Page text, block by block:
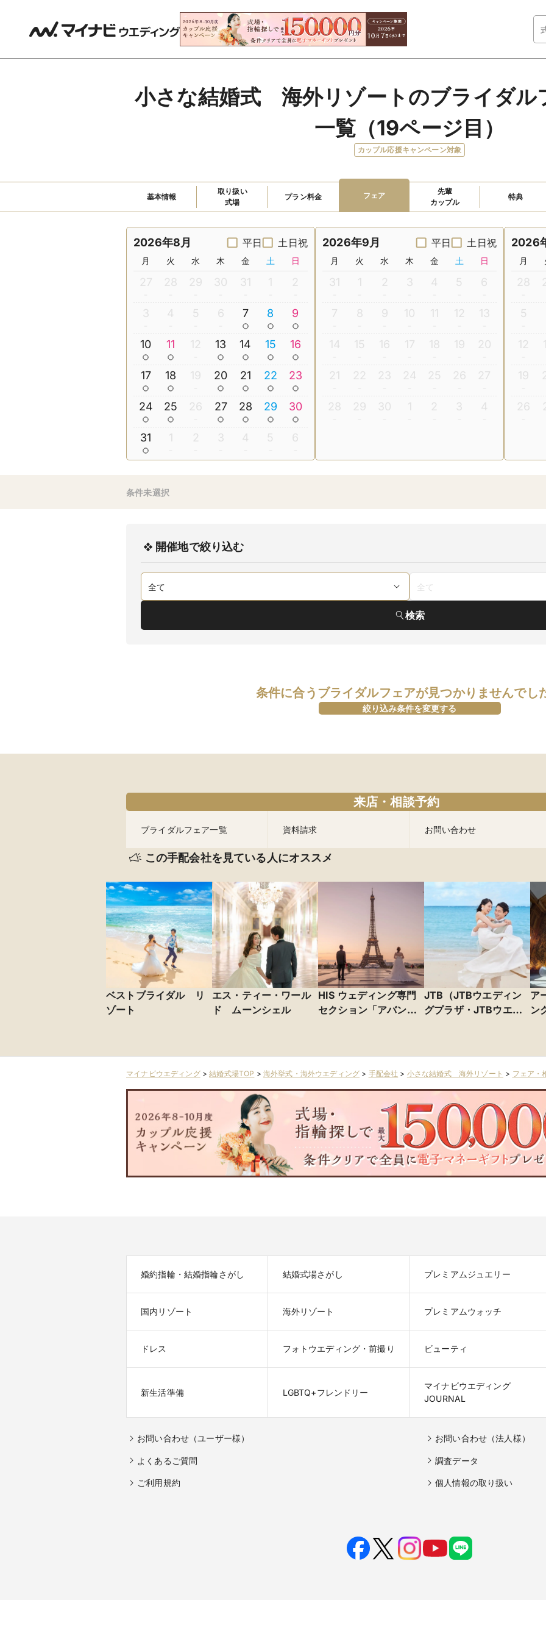
小さな結婚式　海外リゾートのブライダル
一覧（19ページ目）
カップル応援キャンペーン対象
基本情報
取り扱い
式場
プラン料金 フェア
先輩
カップル
特典
2026年8月 平日 土日祝
月 火 水 木 金 土 日
27 28 29 30 31 1 2
3 4 5 6 7 8 9
10 11 12 13 14 15 16
17 18 19 20 21 22 23
24 25 26 27 28 29 30
31 1 2 3 4 5 6
2026年9月 平日 土日祝
月 火 水 木 金 土 日
31 1 2 3 4 5 6
7 8 9 10 11 12 13
14 15 16 17 18 19 20
21 22 23 24 25 26 27
28 29 30 1 2 3 4
2026
月
28
5
12
19
26
条件未選択
開催地で絞り込む
検索
条件に合うブライダルフェアが見つかりませんでし
絞り込み条件を変更する
来店・相談予約
ブライダルフェア一覧 資料請求 お問い合わせ
この手配会社を見ている人にオススメ
ベストブライダル リ
ゾート
エス・ティー・ワール
ド ムーンシェル
HIS ウェディング専門
セクション「アバン
JTB（JTBウエディン
グプラザ・JTBウエ
ア
ン
マイナビウエディング>結婚式場TOP > 海外挙式・海外ウエディング > 手配会社 > 小さな結婚式 海外リゾート > フェア・
婚約指輪・結婚指輪さがし 結婚式場さがし プレミアムジュエリー
国内リゾート 海外リゾート プレミアムウォッチ
ドレス フォトウエディング・前撮り ビューティ
新生活準備 LGBTQ+フレンドリー
マイナビウエディング
JOURNAL
お問い合わせ（ユーザー様） お問い合わせ（法人様）
よくあるご質問 調査データ
ご利用規約 個人情報の取り扱い